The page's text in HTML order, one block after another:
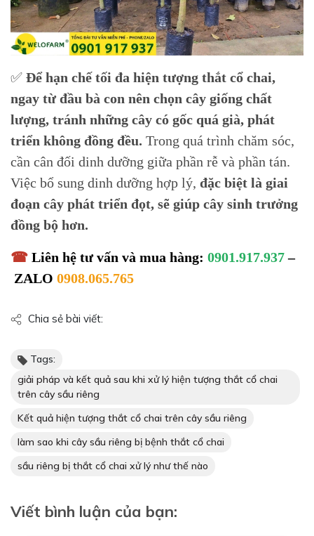
✅ Để hạn chế tối đa hiện tượng thắt cổ chai,
ngay từ đầu bà con nên chọn cây giống chất
lượng, tránh những cây có gốc quá già, phát
triển không đồng đều. Trong quá trình chăm sóc,
cần cân đối dinh dưỡng giữa phần rễ và phần tán.
Việc bổ sung dinh dưỡng hợp lý, đặc biệt là giai
đoạn cây phát triển đọt, sẽ giúp cây sinh trưởng
đồng bộ hơn.
☎ Liên hệ tư vấn và mua hàng: 0901.917.937–
ZALO 0908.065.765
Chia sẻ bài viết:
Tags:
giải pháp và kết quả sau khi xử lý hiện tượng thắt cổ chai
trên cây sầu riêng
Kết quả hiện tượng thắt cổ chai trên cây sầu riêng
làm sao khi cây sầu riêng bị bệnh thắt cổ chai
sầu riêng bị thắt cổ chai xử lý như thế nào
Viết bình luận của bạn: